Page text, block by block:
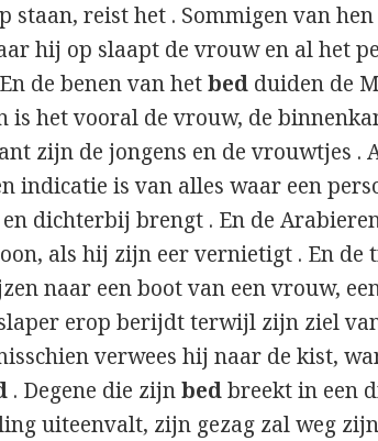
staan, reist het . Sommigen van
hij op slaapt de vrouw en al het
de benen van hetbed duiden de
is het vooral de vrouw, de
zijn de jongens en de vrouwtjes .
indicatie is van alles waar een
dichterbij brengt . En de
als hij zijn eer vernietigt . En de
naar een boot van een vrouw,
erop berijdt terwijl zijn ziel
verwees hij naar de kist,
. Degene die zijnbedbreekt in een
uiteenvalt, zijn gezag zal weg